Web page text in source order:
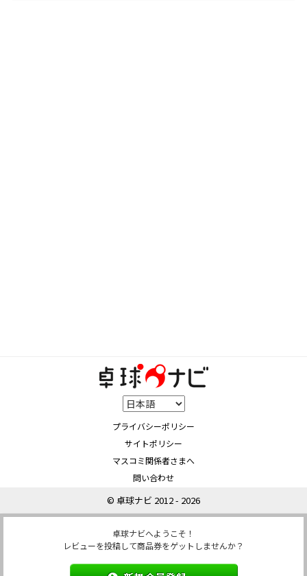
プライバシーポリシー
サイトポリシー
マスコミ関係者さまへ
問い合わせ
© 卓球ナビ 2012 - 2026
卓球ナビへようこそ！
レビューを投稿して商品券をゲットしませんか？